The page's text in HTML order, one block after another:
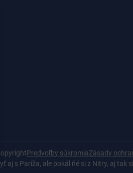
Predvoľby súkromiaZásady
aj s Paríža, ale pokál ňé si z Nitry, aj tak